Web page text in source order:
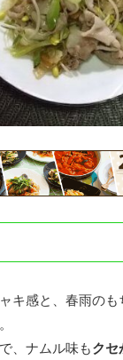
キ感と、春雨の
、ナムル味もクセ